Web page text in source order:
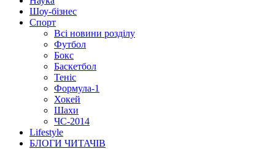
Шоу-бізнес
Спорт
Всі новини розділу
Футбол
Бокс
Баскетбол
Теніс
Формула-1
Хокей
Шахи
ЧС-2014
Lifestyle
БЛОГИ ЧИТАЧІВ